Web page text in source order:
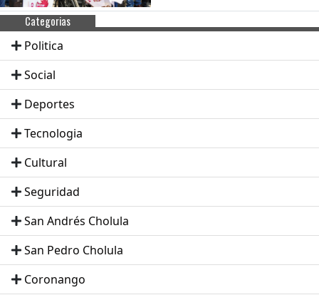
Categorias
Politica
Social
Deportes
Tecnologia
Cultural
Seguridad
San Andrés Cholula
San Pedro Cholula
Coronango